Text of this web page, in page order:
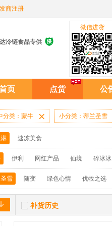
商注册
冷链食品专供 
微信进货
页 点货 公
分类：蒙牛  小分类：蒂兰圣雪
速冻美食
伊利 网红产品 仙境 碎冰冰
雪 随变 绿色心情 优牧之选
 补货历史